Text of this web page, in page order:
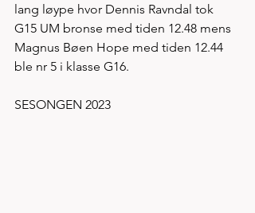
lang løype hvor Dennis Ravndal tok
G15 UM bronse med tiden 12.48 mens
Magnus Bøen Hope med tiden 12.44
ble nr 5 i klasse G16.
SESONGEN 2023